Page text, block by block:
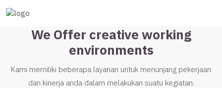
We Offer creative working
environments
Kami memiliki beberapa layanan untuk menunjang pekerjaan
dan kinerja anda dalam melakukan suatu kegiatan.